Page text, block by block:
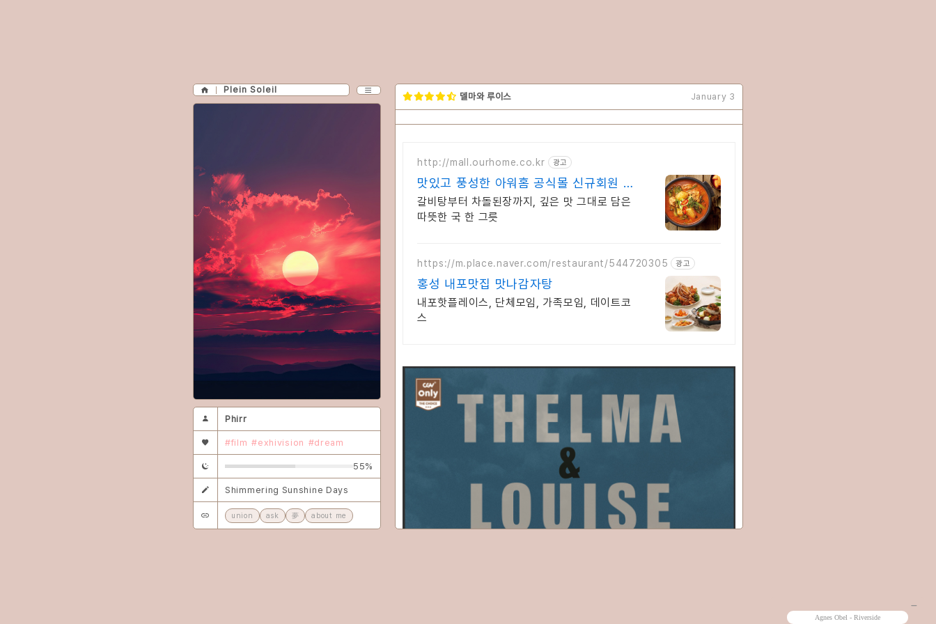
Plein Soleil
Phirr
#film #exhivision #dream
55%
Shimmering Sunshine Days
union ask 夢 about me
CATEGORY
분류 전체보기
rv
colossus
slipstream
델마와 루이스 January 3
http://mall.ourhome.co.kr 광고
맛있고 풍성한 아워홈 공식몰 신규회원 쿠
폰 혜택
갈비탕부터 차돌된장까지, 깊은 맛 그대로 담은
따뜻한 국 한 그릇
https://m.place.naver.com/restaurant/544720305 광고
홍성 내포맛집 맛나감자탕
내포핫플레이스, 단체모임, 가족모임, 데이트코
스